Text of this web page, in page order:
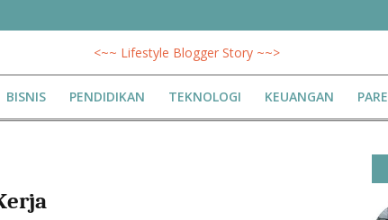
<~~ Lifestyle Blogger Story ~~>
BISNIS PENDIDIKAN TEKNOLOGI KEUANGAN